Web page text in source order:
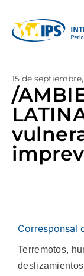
15 de
/
Corresponsal
Terremotos,